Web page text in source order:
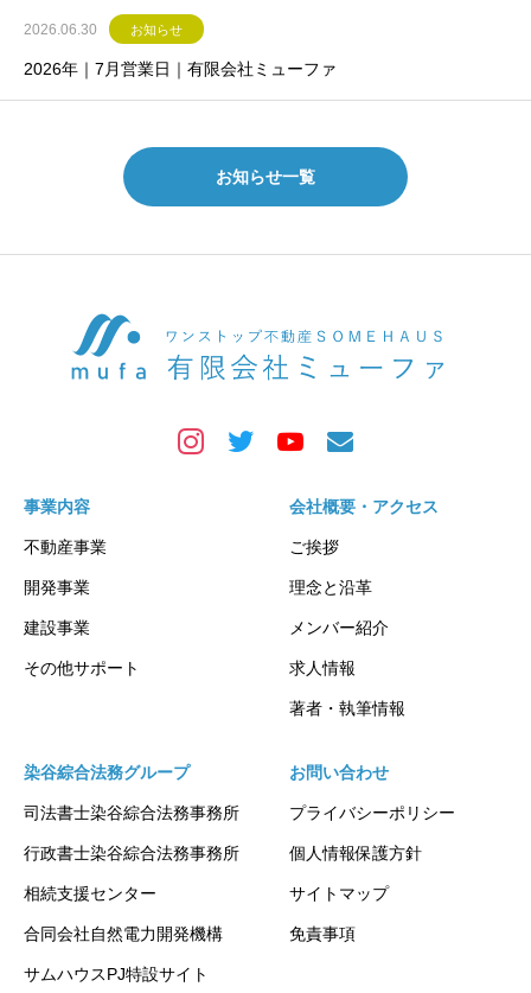
2026.06.30 お知らせ
2026年｜7月営業日｜有限会社ミューファ
お知らせ一覧
事業内容
不動産事業
開発事業
建設事業
その他サポート
会社概要・アクセス
ご挨拶
理念と沿革
メンバー紹介
求人情報
著者・執筆情報
染谷綜合法務グループ
司法書士染谷綜合法務事務所
行政書士染谷綜合法務事務所
相続支援センター
合同会社自然電力開発機構
サムハウスPJ特設サイト
お問い合わせ
プライバシーポリシー
個人情報保護方針
サイトマップ
免責事項